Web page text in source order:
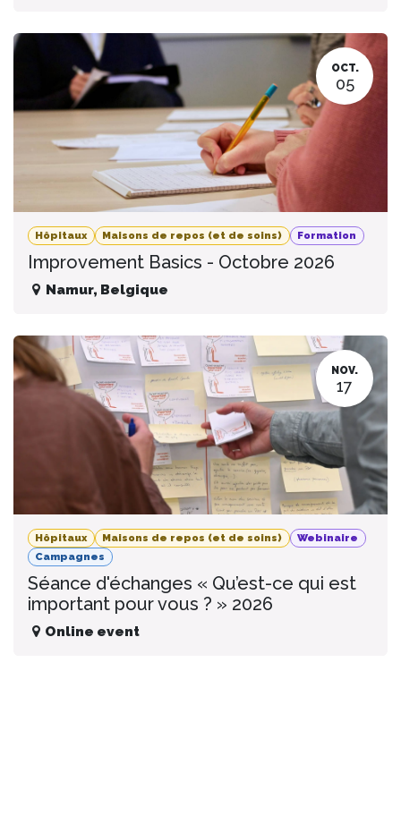
OCT.
05
Hôpitaux Maisons de repos (et de soins) Formation
Improvement Basics - Octobre 2026
Namur, Belgique
NOV.
17
Hôpitaux Maisons de repos (et de soins)
Webinaire
Campagnes
Séance d'échanges « Qu’est-ce qui est
important pour vous ? » 2026
Online event